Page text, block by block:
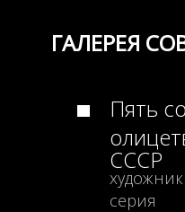
ГАЛЕРЕЯ
Пять
СССР
серия